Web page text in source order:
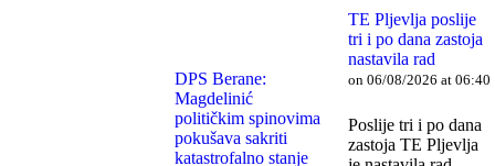
DPS Berane:
Magdelinić
političkim spinovima
pokušava sakriti
katastrofalno stanje
TE Pljevlja poslije
tri i po dana zastoja
nastavila rad
on 06/08/2026 at 06:40
Poslije tri i po dana
zastoja TE Pljevlja